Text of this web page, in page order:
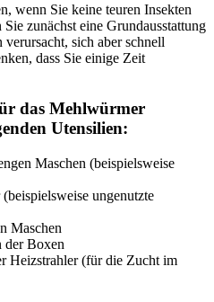
wenn Sie keine teuren Insekten
zunächst eine Grundausstattung
sich aber schnell
dass Sie einige Zeit
das Mehlwürmer
Utensilien:
Maschen (beispielsweise
ungenutzte
Maschen
der Boxen
Heizstrahler (für die Zucht im